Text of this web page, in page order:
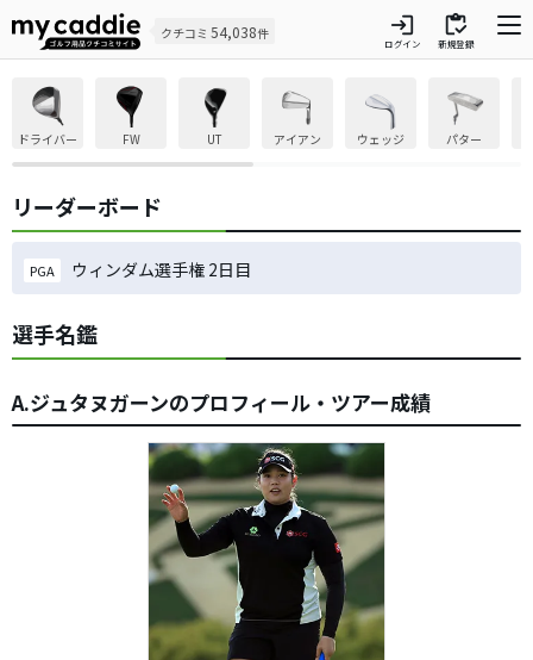
クチコミ 54,038件 login
ログイン
inventory
新規登録
ドライバー FW UT アイアン ウェッジ パター
リーダーボード
PGA ウィンダム選手権 2日目
選手名鑑
A.ジュタヌガーンのプロフィール・ツアー成績